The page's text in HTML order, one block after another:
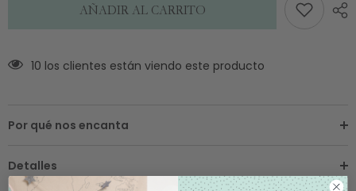
AÑADIR AL CARRITO
10 los clientes están viendo este producto
Por qué nos encanta
Detalles